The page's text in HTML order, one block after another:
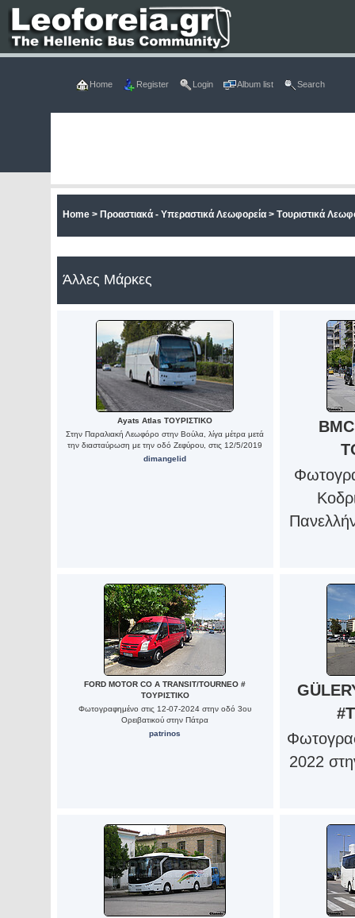
Home Register Login Album list Search
Home> Προαστιακά - Υπεραστικά Λεωφορεία> Tουριστικά
Άλλες Μάρκες
Ayats Atlas ΤΟΥΡΙΣΤΙΚΟ
Στην Παραλιακή Λεωφόρο στην Βούλα, λίγα μέτρα μετά
την διασταύρωση με την οδό Ζεφύρου, στις 12/5/2019
dimangelid
FORD MOTOR CO A TRANSIT/TOURNEO #
ΤΟΥΡΙΣΤΙΚΟ
Φωτογραφημένο στις 12-07-2024 στην οδό 3ου
Ορειβατικού στην Πάτρα
patrinos
2022